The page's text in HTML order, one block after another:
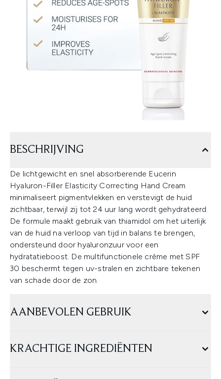
BESCHRIJVING
De lichtgewicht en snel absorberende Eucerin
Hyaluron-Filler Elasticity Correcting Hand Cream
minimaliseert pigmentvlekken en verstevigt de huid
zichtbaar, terwijl zij tot 24 uur lang wordt gehydrateerd.
De formule maakt gebruik van thiamidol om het uiterlijk
van de huid na verloop van tijd in balans te brengen,
ondersteund door hyaluronzuur voor een
hydratatieboost. De multifunctionele crème met SPF
30 beschermt tegen uv-stralen en zichtbare tekenen
van schade door de zon.
AANBEVOLEN GEBRUIK
KRACHTIGE INGREDIËNTEN